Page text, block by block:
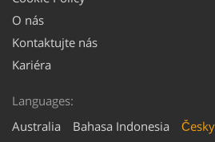
O nás
Kontaktujte nás
Kariéra
Languages:
Australia
Bahasa Indonesia Česky